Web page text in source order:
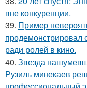
вне конкуренции.
39. Пример
продемонстрировал
ради ролей в кино.
40. Звезда
Рузиль минекаев